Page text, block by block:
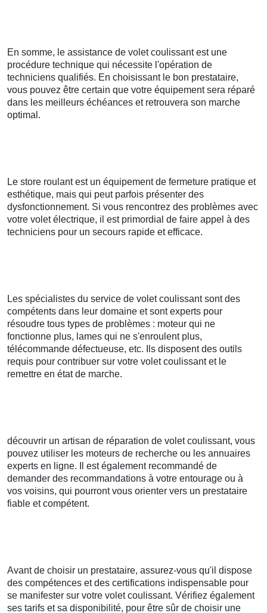
En somme, le assistance de volet coulissant est une
procédure technique qui nécessite l'opération de
techniciens qualifiés. En choisissant le bon prestataire,
vous pouvez être certain que votre équipement sera réparé
dans les meilleurs échéances et retrouvera son marche
optimal.
Le store roulant est un équipement de fermeture pratique et
esthétique, mais qui peut parfois présenter des
dysfonctionnement. Si vous rencontrez des problèmes avec
votre volet électrique, il est primordial de faire appel à des
techniciens pour un secours rapide et efficace.
Les spécialistes du service de volet coulissant sont des
compétents dans leur domaine et sont experts pour
résoudre tous types de problèmes : moteur qui ne
fonctionne plus, lames qui ne s'enroulent plus,
télécommande défectueuse, etc. Ils disposent des outils
requis pour contribuer sur votre volet coulissant et le
remettre en état de marche.
découvrir un artisan de réparation de volet coulissant, vous
pouvez utiliser les moteurs de recherche ou les annuaires
experts en ligne. Il est également recommandé de
demander des recommandations à votre entourage ou à
vos voisins, qui pourront vous orienter vers un prestataire
fiable et compétent.
Avant de choisir un prestataire, assurez-vous qu'il dispose
des compétences et des certifications indispensable pour
se manifester sur votre volet coulissant. Vérifiez également
ses tarifs et sa disponibilité, pour être sûr de choisir une